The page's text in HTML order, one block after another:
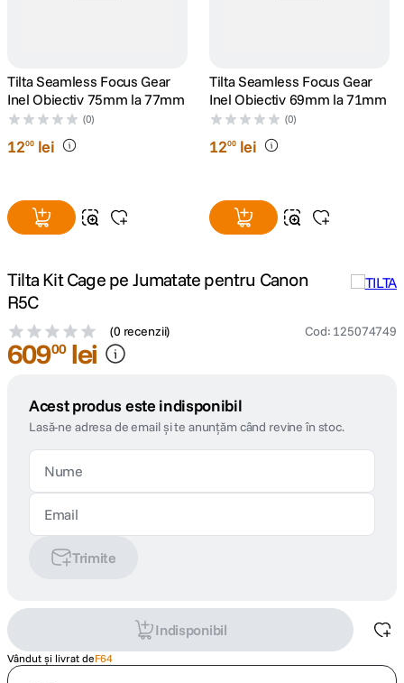
10. dji osmo pocket 4
Tilta Seamless Focus Gear
Inel Obiectiv 75mm la 77mm
(0)
1200 lei
Tilta Seamless Focus Gear
Inel Obiectiv 69mm la 71mm
(0)
1200 lei
Tilta Kit Cage pe Jumatate pentru Canon
R5C
(0 recenzii) Cod: 125074749
60900 lei
Acest produs este indisponibil
Lasă-ne adresa de email și te anunțăm când revine în stoc.
Trimite
Indisponibil
Vândut și livrat deF64